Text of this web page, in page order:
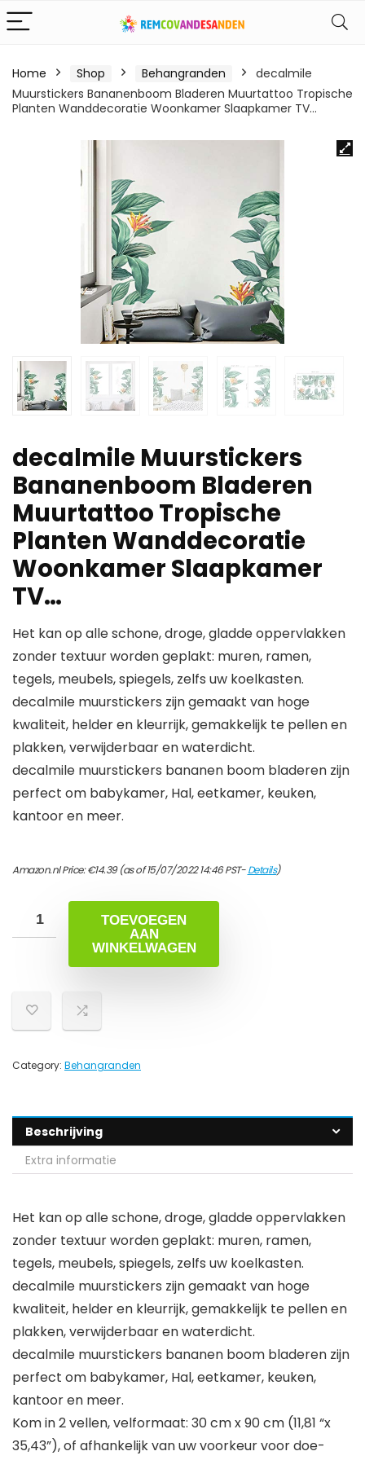
Home Shop Behangranden
decalmile
Muurstickers Bananenboom Bladeren Muurtattoo Tropische
Planten Wanddecoratie Woonkamer Slaapkamer TV…
decalmile Muurstickers
Bananenboom Bladeren
Muurtattoo Tropische
Planten Wanddecoratie
Woonkamer Slaapkamer
TV…
Het kan op alle schone, droge, gladde oppervlakken
zonder textuur worden geplakt: muren, ramen,
tegels, meubels, spiegels, zelfs uw koelkasten.
decalmile muurstickers zijn gemaakt van hoge
kwaliteit, helder en kleurrijk, gemakkelijk te pellen en
plakken, verwijderbaar en waterdicht.
decalmile muurstickers bananen boom bladeren zijn
perfect om babykamer, Hal, eetkamer, keuken,
kantoor en meer.
Amazon.nl Price:€14.39(as of 15/07/2022 14:46 PST-Details)
TOEVOEGEN
AAN
WINKELWAGEN
Category: Behangranden
Beschrijving
Extra informatie
Het kan op alle schone, droge, gladde oppervlakken
zonder textuur worden geplakt: muren, ramen,
tegels, meubels, spiegels, zelfs uw koelkasten.
decalmile muurstickers zijn gemaakt van hoge
kwaliteit, helder en kleurrijk, gemakkelijk te pellen en
plakken, verwijderbaar en waterdicht.
decalmile muurstickers bananen boom bladeren zijn
perfect om babykamer, Hal, eetkamer, keuken,
kantoor en meer.
Kom in 2 vellen, velformaat: 30 cm x 90 cm (11,81 “x
35,43”), of afhankelijk van uw voorkeur voor doe-